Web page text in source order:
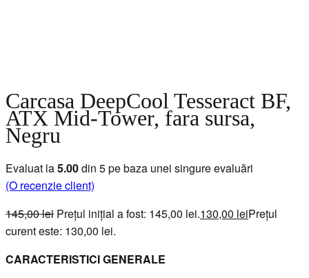
Carcasa DeepCool Tesseract BF,
ATX Mid-Tower, fara sursa,
Negru
Evaluat la5.00din 5 pe baza unei singure evaluări
(O recenzie client)
145,00lei Prețul inițial a fost: 145,00 lei.130,00 leiPrețul
curent este: 130,00 lei.
CARACTERISTICI GENERALE